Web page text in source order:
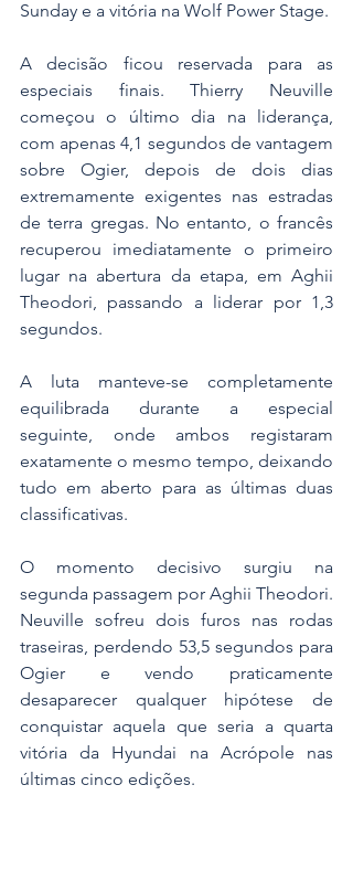
Sunday e a vitória na Wolf Power Stage.
A decisão ficou reservada para as
especiais finais. Thierry Neuville
começou o último dia na liderança,
com apenas 4,1 segundos de vantagem
sobre Ogier, depois de dois dias
extremamente exigentes nas estradas
de terra gregas. No entanto, o francês
recuperou imediatamente o primeiro
lugar na abertura da etapa, em Aghii
Theodori, passando a liderar por 1,3
segundos.
A luta manteve-se completamente
equilibrada durante a especial
seguinte, onde ambos registaram
exatamente o mesmo tempo, deixando
tudo em aberto para as últimas duas
classificativas.
O momento decisivo surgiu na
segunda passagem por Aghii Theodori.
Neuville sofreu dois furos nas rodas
traseiras, perdendo 53,5 segundos para
Ogier e vendo praticamente
desaparecer qualquer hipótese de
conquistar aquela que seria a quarta
vitória da Hyundai na Acrópole nas
últimas cinco edições.